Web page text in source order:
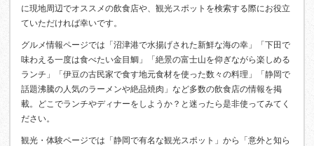
に現地周辺でオススメの飲食店や、観光スポットを検索する際にお役立
ていただければ幸いです。
グルメ情報ページでは「沼津港で水揚げされた新鮮な海の幸」「下田で
味わえる一度は食べたい金目鯛」「絶景の富士山を仰ぎながら楽しめる
ランチ」「伊豆の古民家で食す地元食材を使った数々の料理」「静岡で
話題沸騰の人気のラーメンや絶品焼肉」など多数の飲食店の情報を掲
載。どこでランチやディナーをしようか？と迷ったら是非使ってみてく
ださい。
観光・体験ページでは「静岡で有名な観光スポット」から「意外と知ら